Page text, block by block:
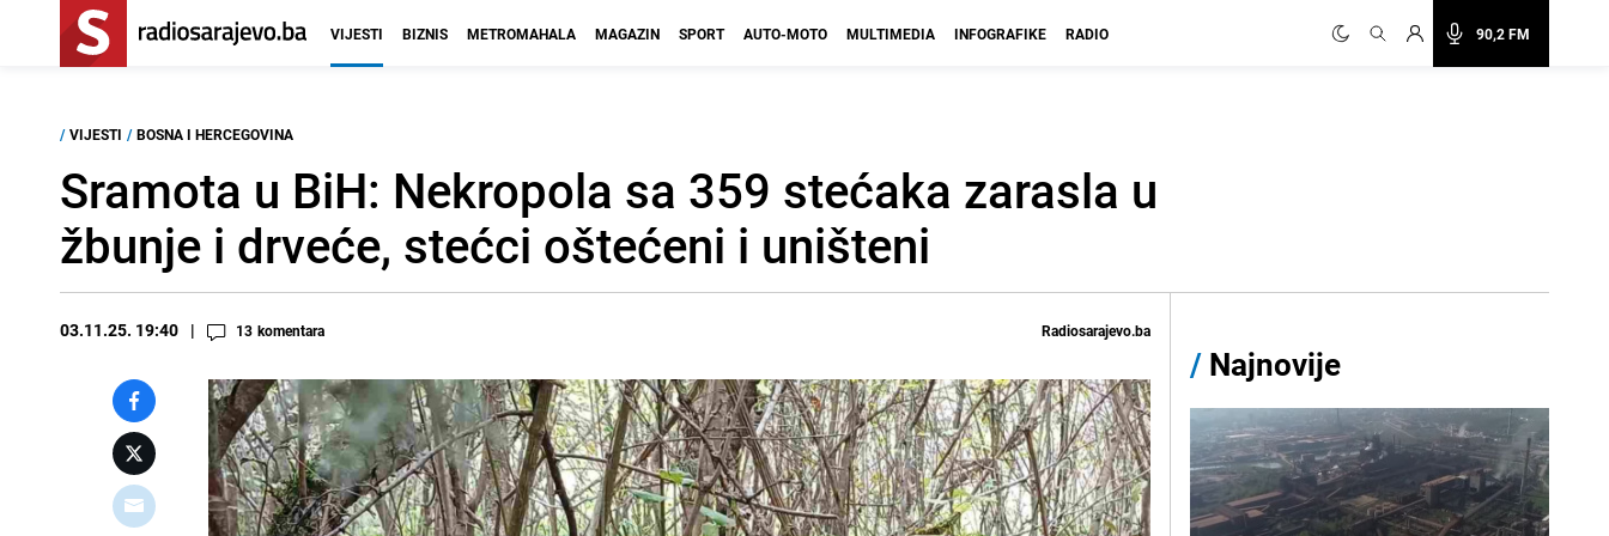
90,2 FM
VIJESTI BIZNIS METROMAHALA MAGAZIN SPORT AUTO-MOTO MULTIMEDIA INFOGRAFIKE RADIO
/ VIJESTI / BOSNA I HERCEGOVINA
Sramota u BiH: Nekropola sa 359 stećaka zarasla u
žbunje i drveće, stećci oštećeni i uništeni
03.11.25. 19:40 13 komentara Radiosarajevo.ba
/ Najnovije